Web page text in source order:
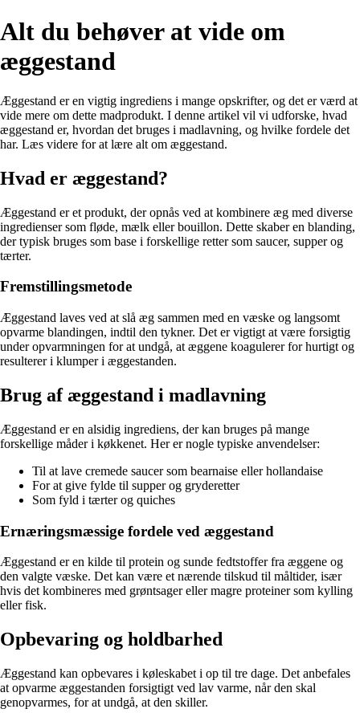
Alt du behøver at vide om
æggestand
Æggestand er en vigtig ingrediens i mange opskrifter, og det er værd at
vide mere om dette madprodukt. I denne artikel vil vi udforske, hvad
æggestand er, hvordan det bruges i madlavning, og hvilke fordele det
har. Læs videre for at lære alt om æggestand.
Hvad er æggestand?
Æggestand er et produkt, der opnås ved at kombinere æg med diverse
ingredienser som fløde, mælk eller bouillon. Dette skaber en blanding,
der typisk bruges som base i forskellige retter som saucer, supper og
tærter.
Fremstillingsmetode
Æggestand laves ved at slå æg sammen med en væske og langsomt
opvarme blandingen, indtil den tykner. Det er vigtigt at være forsigtig
under opvarmningen for at undgå, at æggene koagulerer for hurtigt og
resulterer i klumper i æggestanden.
Brug af æggestand i madlavning
Æggestand er en alsidig ingrediens, der kan bruges på mange
forskellige måder i køkkenet. Her er nogle typiske anvendelser:
Til at lave cremede saucer som bearnaise eller hollandaise
For at give fylde til supper og gryderetter
Som fyld i tærter og quiches
Ernæringsmæssige fordele ved æggestand
Æggestand er en kilde til protein og sunde fedtstoffer fra æggene og
den valgte væske. Det kan være et nærende tilskud til måltider, især
hvis det kombineres med grøntsager eller magre proteiner som kylling
eller fisk.
Opbevaring og holdbarhed
Æggestand kan opbevares i køleskabet i op til tre dage. Det anbefales
at opvarme æggestanden forsigtigt ved lav varme, når den skal
genopvarmes, for at undgå, at den skiller.